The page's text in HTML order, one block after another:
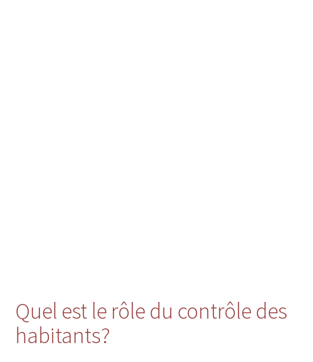
Quel est le rôle du contrôle des
habitants?